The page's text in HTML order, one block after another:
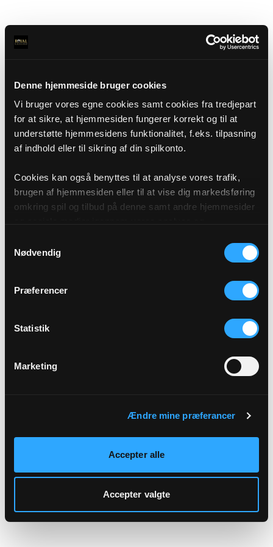
Denne hjemmeside bruger cookies
Vi bruger vores egne cookies samt cookies fra tredjepart
for at sikre, at hjemmesiden fungerer korrekt og til at
understøtte hjemmesidens funktionalitet, f.eks. tilpasning
af indhold eller til sikring af din spilkonto.
Cookies kan også benyttes til at analyse vores trafik,
brugen af hjemmesiden eller til at vise dig markedsføring
omkring spil og tilbud på denne samt andre hjemmesider
af cookies under "Detaljer" eller ved at klikke videre til
vores Cookiepolitik, som du finder i bunden af vores
Nødvendig
Præferencer
Statistik
Marketing
Ændre mine præferancer
Accepter alle
Accepter valgte